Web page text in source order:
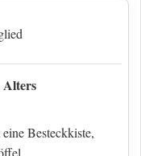
Alters
Besteckkiste,